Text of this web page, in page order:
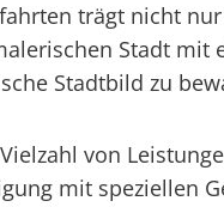
trägt nicht
Stadt
Stadtbild zu
von
mit speziellen